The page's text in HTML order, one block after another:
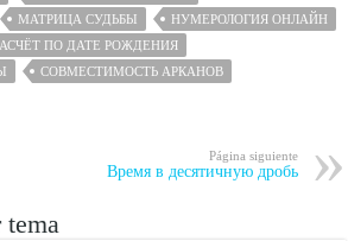
МАТРИЦА СУДЬБЫ
НУМЕРОЛОГИЯ ОНЛАЙН
ПО ДАТЕ РОЖДЕНИЯ
СОВМЕСТИМОСТЬ АРКАНОВ
Página siguiente
Время в десятичную дробь
tema